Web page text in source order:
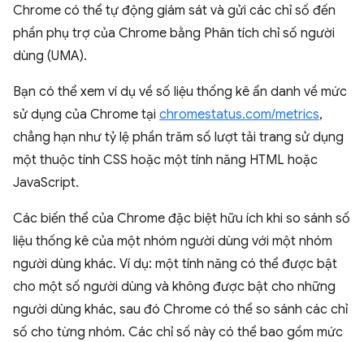
Chrome có thể tự động giám sát và gửi các chỉ số đến
phần phụ trợ của Chrome bằng Phân tích chỉ số người
dùng (UMA).
Bạn có thể xem ví dụ về số liệu thống kê ẩn danh về mức
sử dụng của Chrome tại chromestatus.com/metrics,
chẳng hạn như tỷ lệ phần trăm số lượt tải trang sử dụng
một thuộc tính CSS hoặc một tính năng HTML hoặc
JavaScript.
Các biến thể của Chrome đặc biệt hữu ích khi so sánh số
liệu thống kê của một nhóm người dùng với một nhóm
người dùng khác. Ví dụ: một tính năng có thể được bật
cho một số người dùng và không được bật cho những
người dùng khác, sau đó Chrome có thể so sánh các chỉ
số cho từng nhóm. Các chỉ số này có thể bao gồm mức